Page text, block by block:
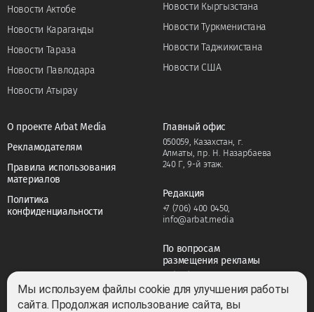
Новости Актобе
Новости Караганды
Новости Тараза
Новости Павлодара
Новости Атырау
Новости Кыргызстана
Новости Туркменистана
Новости Таджикистана
Новости США
О проекте Arbat Media
Рекламодателям
Правила использования
материалов
Политика
конфиденциальности
Главный офис
050059, Казахстан, г.
Алматы, пр. Н. Назарбаева
240 Г, 9-й этаж.
Редакция
+7 (706) 400 0450,
info@arbat.media
По вопросам
размещения рекламы
adv@arbat.media
Мы используем файлы cookie для улучшения работы
сайта. Продолжая использование сайта, вы